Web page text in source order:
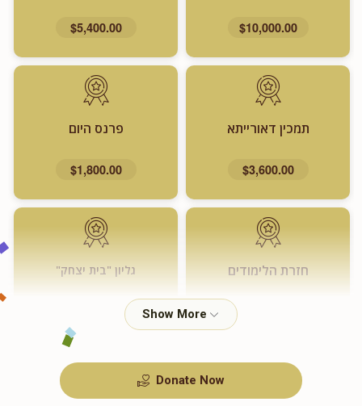
$10,000.00
$5,400.00
תמכין דאורייתא
$3,600.00
פרנס היום
$1,800.00
חזרת הלימודים גליון "בית יצחק"
Donate Now